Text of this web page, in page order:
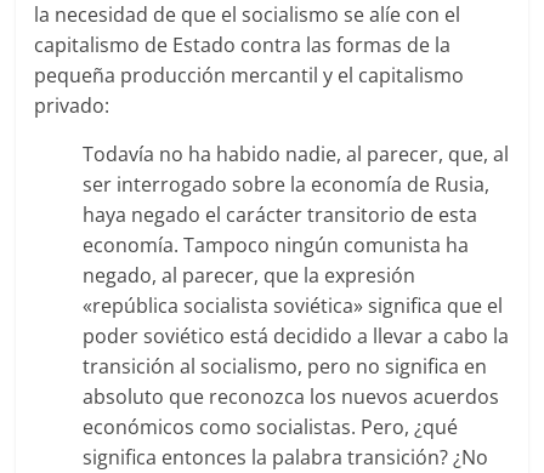
la necesidad de que el socialismo se alíe con el
capitalismo de Estado contra las formas de la
pequeña producción mercantil y el capitalismo
privado:
Todavía no ha habido nadie, al parecer, que, al
ser interrogado sobre la economía de Rusia,
haya negado el carácter transitorio de esta
economía. Tampoco ningún comunista ha
negado, al parecer, que la expresión
«república socialista soviética» significa que el
poder soviético está decidido a llevar a cabo la
transición al socialismo, pero no significa en
absoluto que reconozca los nuevos acuerdos
económicos como socialistas. Pero, ¿qué
significa entonces la palabra transición? ¿No